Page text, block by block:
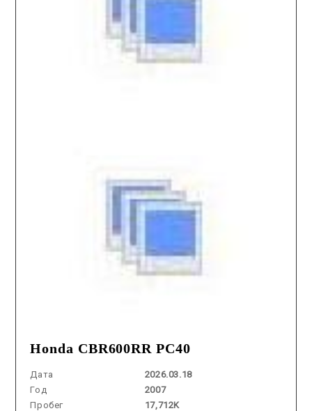
Honda CBR600RR PC40
Дата
2026.03.18
Год
2007
Пробег
17,712K